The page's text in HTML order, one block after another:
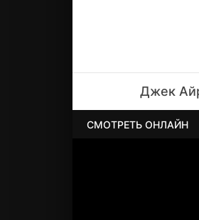
Джек
СМОТРЕТЬ ОНЛАЙН